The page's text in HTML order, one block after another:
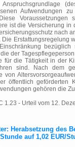
Anspruchsgrundlage
Aufwendungen
ist die Versicherung
nach
Die Erstattungsregelung
bezüglich
der
für die Tätigkeit in der
sind. Nach dem
von
öffentlich geförderten
gehören die
1.23 - Urteil vom 12.
Herabsetzung des
auf 1,02 EUR/